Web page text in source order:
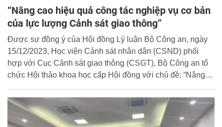
“Nâng cao hiệu quả công tác nghiệp vụ cơ bản
của lực lượng Cảnh sát giao thông”
Được sự đồng ý của Hội đồng Lý luận Bộ Công an, ngày
15/12/2023, Học viện Cảnh sát nhân dân (CSND) phối
hợp với Cục Cảnh sát giao thông (CSGT), Bộ Công an tổ
chức Hội thảo khoa học cấp Hội đồng với chủ đề: “Nâng
Cảnh sát giao thông”. Thiếu tướng Nguyễn Văn Mừng,
Phó Cục trưởng Cục Cảnh sát giao thông, Bộ Công an và
Đại tá, PGS. TS Trần Quang Huyên, Phó Giám đốc Học